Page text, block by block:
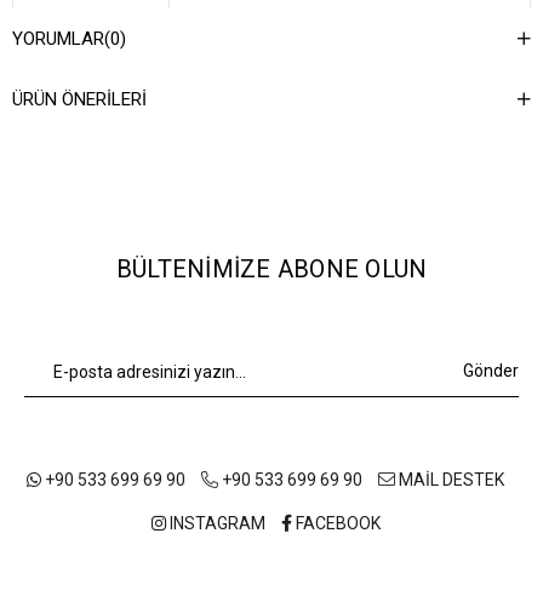
YORUMLAR(0)
ÜRÜN ÖNERILERI
BÜLTENIMIZE ABONE OLUN
Gönder
+90 533 699 69 90 +90 533 699 69 90 MAİL DESTEK
INSTAGRAM FACEBOOK